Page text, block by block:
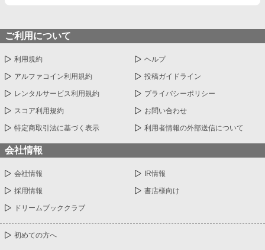
ご利用について
利用規約 ヘルプ
アルファコイン利用規約 投稿ガイドライン
レンタルサービス利用規約 プライバシーポリシー
スコア利用規約 お問い合わせ
特定商取引法に基づく表示 利用者情報の外部送信について
会社情報
会社情報 IR情報
採用情報 書店様向け
ドリームブッククラブ
初めての方へ